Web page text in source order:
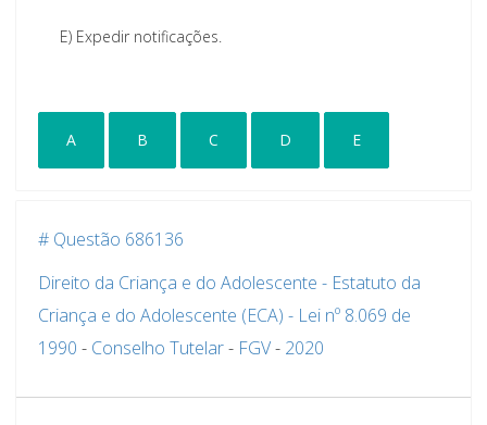
E) Expedir notificações.
A B C D E
# Questão 686136
Direito da Criança e do Adolescente - Estatuto da
Criança e do Adolescente (ECA) - Lei nº 8.069 de
1990 - Conselho Tutelar- FGV- 2020